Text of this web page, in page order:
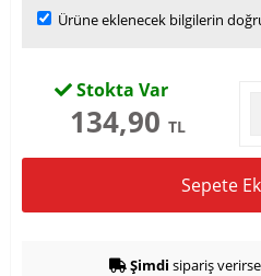
Ürüne eklenecek bilgilerin
Stokta Var
134,90 TL
Sepete
Şimdi sipariş